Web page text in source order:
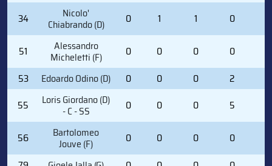
34 Nicolo'
Chiabrando (D) 0 1 1 0
51 Alessandro
Micheletti (F) 0 0 0 0
53
Edoardo Odino (D) 0 0 0 2
55
Loris Giordano (D)
- C - SS 0 0 0 5
56 Bartolomeo
Jouve (F) 0 0 0 0